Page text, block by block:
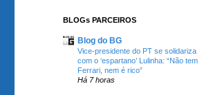
BLOGs PARCEIROS
Blog do BG
Vice-presidente do PT se solidariza
com o ‘espartano’ Lulinha: “Não tem
Ferrari, nem é rico”
Há 7 horas